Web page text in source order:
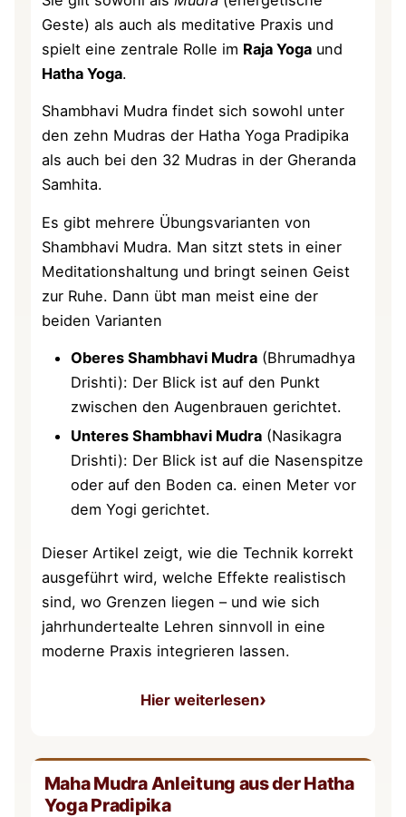
Geste) als auch als meditative Praxis und
spielt eine zentrale Rolle im Raja Yoga und
Hatha Yoga.
Shambhavi Mudra findet sich sowohl unter
den zehn Mudras der Hatha Yoga Pradipika
als auch bei den 32 Mudras in der Gheranda
Samhita.
Es gibt mehrere Übungsvarianten von
Shambhavi Mudra. Man sitzt stets in einer
Meditationshaltung und bringt seinen Geist
zur Ruhe. Dann übt man meist eine der
beiden Varianten
Oberes Shambhavi Mudra (Bhrumadhya
Drishti): Der Blick ist auf den Punkt
zwischen den Augenbrauen gerichtet.
Unteres Shambhavi Mudra (Nasikagra
Drishti): Der Blick ist auf die Nasenspitze
oder auf den Boden ca. einen Meter vor
dem Yogi gerichtet.
Dieser Artikel zeigt, wie die Technik korrekt
ausgeführt wird, welche Effekte realistisch
sind, wo Grenzen liegen – und wie sich
jahrhundertealte Lehren sinnvoll in eine
moderne Praxis integrieren lassen.
Hier weiterlesen: Shambhavi Mudra:
Maha Mudra Anleitung aus der Hatha
Yoga Pradipika